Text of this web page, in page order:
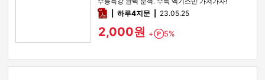
pdf하루4지문 23.05.25
2,000원 + Point
5%